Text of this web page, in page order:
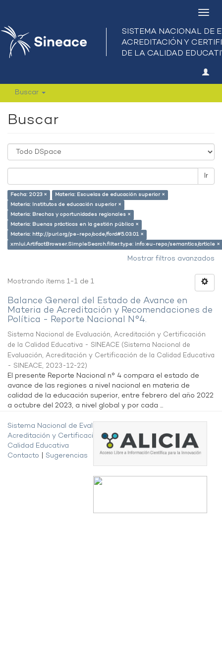
Buscar
Buscar
Ir
Fecha: 2023 ×
Materia: Escuelas de educación superior ×
Materia: Institutos de educación superior ×
Materia: Brechas y oportunidades regionales ×
Materia: Buenas prácticas en la gestión pública ×
Materia: http://purl.org/pe-repo/ocde/ford#5.03.01 ×
xmlui.ArtifactBrowser.SimpleSearch.filter.type: info:eu-repo/semantics/article ×
Mostrar filtros avanzados
Mostrando ítems 1-1 de 1
Balance General del Estado de Avance en
Materia de Acreditación y Recomendaciones de
Política - Reporte Nacional N°4.
Sistema Nacional de Evaluación, Acreditación y Certificación
de la Calidad Educativa - SINEACE (Sistema Nacional de
Evaluación, Acreditación y Certificación de la Calidad Educativa
- SINEACE, 2023-12-22)
El presente Reporte Nacional n° 4 compara el estado de
avance de las regiones a nivel nacional en materia de
calidad de la educación superior, entre febrero del año 2022
a octubre del 2023, a nivel global y por cada ...
Sistema Nacional de Evaluación,
Acreditación y Certificación de la
Calidad Educativa
Contacto
Sugerencias